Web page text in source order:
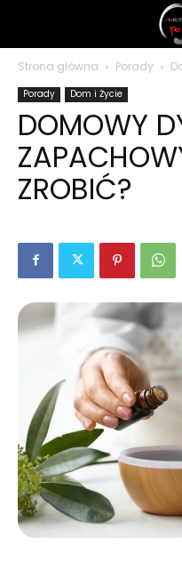
polsku
Strona główna Porady
Porady Dom i Życie
DOMOWY
ZROBIĆ?